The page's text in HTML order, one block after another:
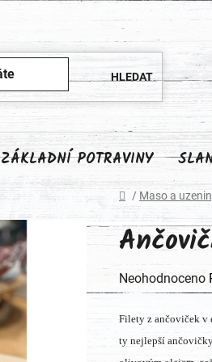
ZÁKLADNÍ POTRAVINY
Domů
/ Maso a
Průměrné
produktu
je
Neohodnoceno
Filety z ančoviček v
ty nejlepší